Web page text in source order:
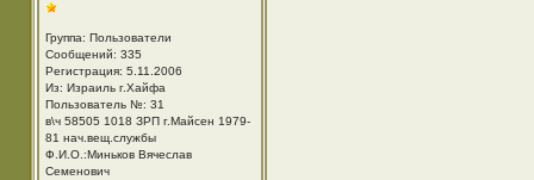
Группа: Пользователи
Сообщений: 335
Регистрация: 5.11.2006
Из: Израиль г.Хайфа
Пользователь №: 31
в\ч 58505 1018 ЗРП г.Майсен 1979-
81 нач.вещ.службы
Ф.И.О.:Миньков Вячеслав
Семенович